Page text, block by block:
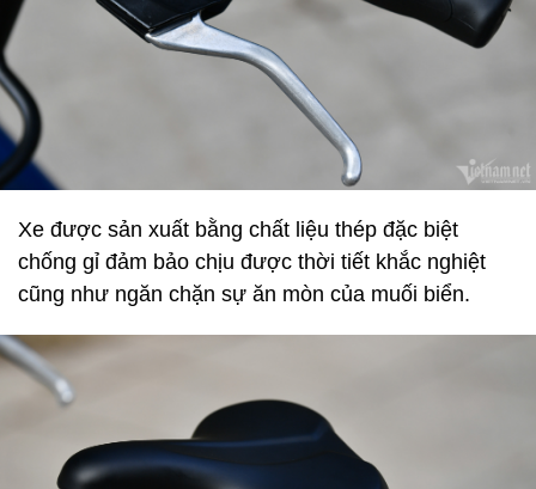
Xe được sản xuất bằng chất liệu thép đặc biệt
chống gỉ đảm bảo chịu được thời tiết khắc nghiệt
cũng như ngăn chặn sự ăn mòn của muối biển.